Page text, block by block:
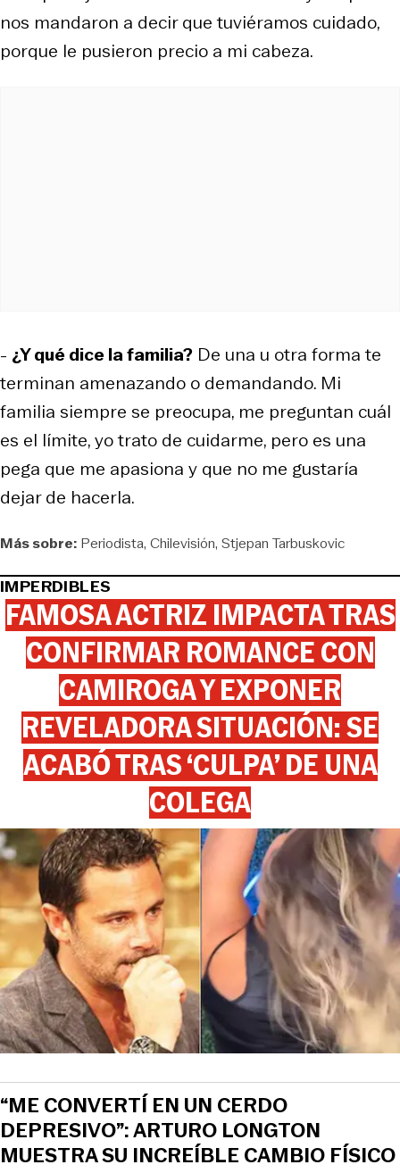
nos mandaron a decir que tuviéramos cuidado,
porque le pusieron precio a mi cabeza.
- ¿Y qué dice la familia? De una u otra forma te
terminan amenazando o demandando. Mi
familia siempre se preocupa, me preguntan cuál
es el límite, yo trato de cuidarme, pero es una
pega que me apasiona y que no me gustaría
dejar de hacerla.
Más sobre: Periodista Chilevisión Stjepan Tarbuskovic
IMPERDIBLES
FAMOSA ACTRIZ IMPACTA TRAS
CONFIRMAR ROMANCE CON
CAMIROGA Y EXPONER
REVELADORA SITUACIÓN: SE
ACABÓ TRAS ‘CULPA’ DE UNA
COLEGA
“ME CONVERTÍ EN UN CERDO
DEPRESIVO”: ARTURO LONGTON
MUESTRA SU INCREÍBLE CAMBIO FÍSICO